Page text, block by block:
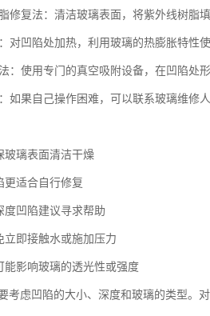
修复法：清洁玻璃表面，将紫外线树脂
对凹陷处加热，利用玻璃的热膨胀特性
：使用专门的真空吸附设备，在凹陷处
如果自己操作困难，可以联系玻璃维修
玻璃表面清洁干燥
更适合自行修复
度凹陷建议寻求帮助
立即接触水或施加压力
能影响玻璃的透光性或强度
考虑凹陷的大小、深度和玻璃的类型。